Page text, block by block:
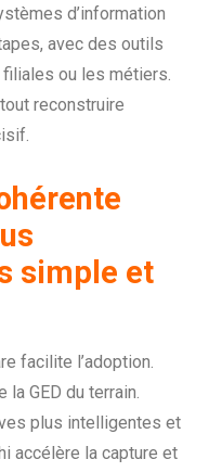
d’information
avec des outils
ou les métiers.
reconstruire
simple et
facilite l’adoption.
la GED du terrain.
plus intelligentes et
accélère la capture et